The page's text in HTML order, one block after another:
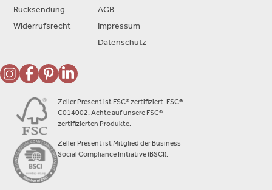
Zeller Present ist FSC® zertifiziert. FSC®
C014002. Achte auf unsere FSC® –
zertifizierten Produkte.
Zeller Present ist Mitglied der Business
Social Compliance Initiative (BSCI).
Rücksendung
Widerrufsrecht
AGB
Impressum
Datenschutz